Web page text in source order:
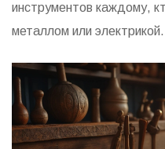
инструментов каждому,
металлом или электрикой.